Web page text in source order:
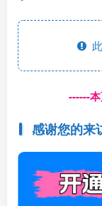
此
------
感谢您的来